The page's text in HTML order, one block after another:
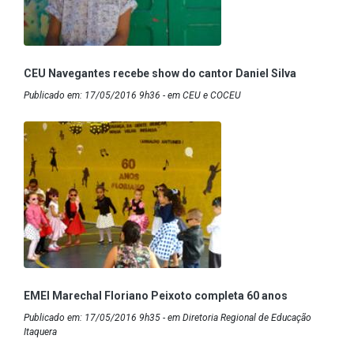
CEU Navegantes recebe show do cantor Daniel Silva
Publicado em: 17/05/2016 9h36 - em CEU e COCEU
EMEI Marechal Floriano Peixoto completa 60 anos
Publicado em: 17/05/2016 9h35 - em Diretoria Regional de Educação
Itaquera